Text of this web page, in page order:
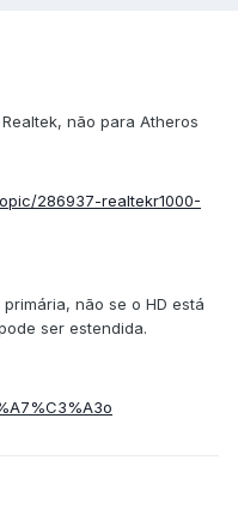
não para Atheros
286937-realtekr1000-
não se o HD está
ser estendida.